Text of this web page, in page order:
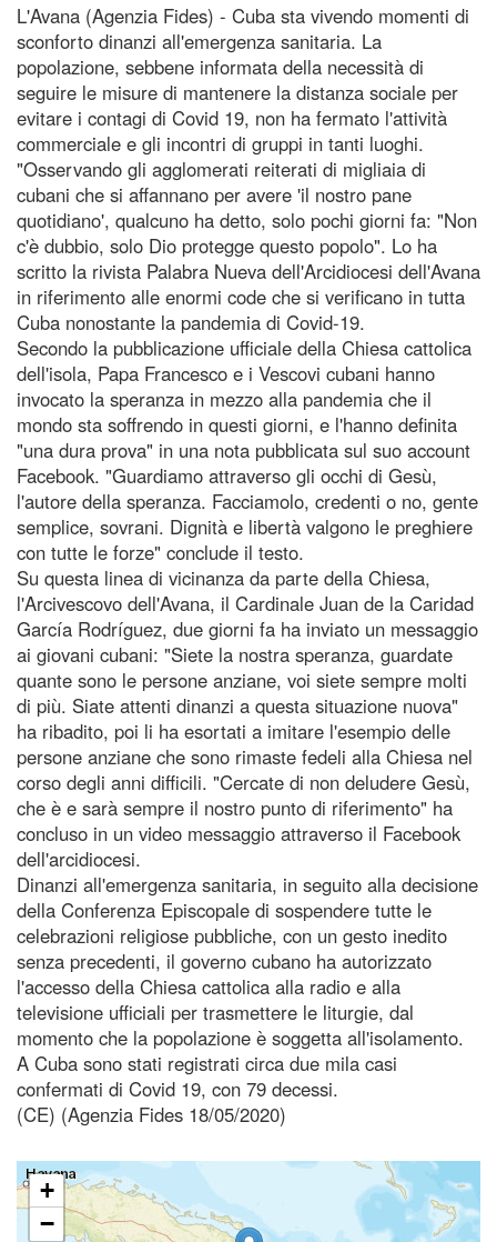
L'Avana (Agenzia Fides) - Cuba sta vivendo momenti di
sconforto dinanzi all'emergenza sanitaria. La
popolazione, sebbene informata della necessità di
seguire le misure di mantenere la distanza sociale per
evitare i contagi di Covid 19, non ha fermato l'attività
commerciale e gli incontri di gruppi in tanti luoghi.
"Osservando gli agglomerati reiterati di migliaia di
cubani che si affannano per avere 'il nostro pane
quotidiano', qualcuno ha detto, solo pochi giorni fa: "Non
c'è dubbio, solo Dio protegge questo popolo". Lo ha
scritto la rivista Palabra Nueva dell'Arcidiocesi dell'Avana
in riferimento alle enormi code che si verificano in tutta
Cuba nonostante la pandemia di Covid-19.
Secondo la pubblicazione ufficiale della Chiesa cattolica
dell'isola, Papa Francesco e i Vescovi cubani hanno
invocato la speranza in mezzo alla pandemia che il
mondo sta soffrendo in questi giorni, e l'hanno definita
"una dura prova" in una nota pubblicata sul suo account
Facebook. "Guardiamo attraverso gli occhi di Gesù,
l'autore della speranza. Facciamolo, credenti o no, gente
semplice, sovrani. Dignità e libertà valgono le preghiere
con tutte le forze" conclude il testo.
Su questa linea di vicinanza da parte della Chiesa,
l'Arcivescovo dell'Avana, il Cardinale Juan de la Caridad
García Rodríguez, due giorni fa ha inviato un messaggio
ai giovani cubani: "Siete la nostra speranza, guardate
quante sono le persone anziane, voi siete sempre molti
di più. Siate attenti dinanzi a questa situazione nuova"
ha ribadito, poi li ha esortati a imitare l'esempio delle
persone anziane che sono rimaste fedeli alla Chiesa nel
corso degli anni difficili. "Cercate di non deludere Gesù,
che è e sarà sempre il nostro punto di riferimento" ha
concluso in un video messaggio attraverso il Facebook
dell'arcidiocesi.
Dinanzi all'emergenza sanitaria, in seguito alla decisione
della Conferenza Episcopale di sospendere tutte le
celebrazioni religiose pubbliche, con un gesto inedito
senza precedenti, il governo cubano ha autorizzato
l'accesso della Chiesa cattolica alla radio e alla
televisione ufficiali per trasmettere le liturgie, dal
momento che la popolazione è soggetta all'isolamento.
A Cuba sono stati registrati circa due mila casi
confermati di Covid 19, con 79 decessi.
(CE) (Agenzia Fides 18/05/2020)
+
−